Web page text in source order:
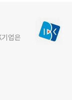
업은